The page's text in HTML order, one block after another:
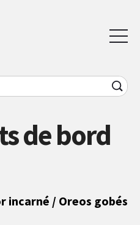
de bord
incarné / Oreos gobés